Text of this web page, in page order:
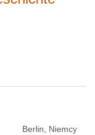
Berlin, Niemcy